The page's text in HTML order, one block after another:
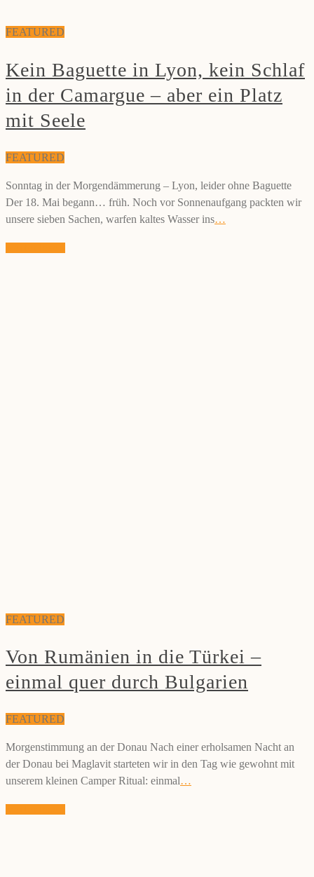
FEATURED
Kein Baguette in Lyon, kein Schlaf
in der Camargue – aber ein Platz
mit Seele
FEATURED
Sonntag in der Morgendämmerung – Lyon, leider ohne Baguette
Der 18. Mai begann… früh. Noch vor Sonnenaufgang packten wir
unsere sieben Sachen, warfen kaltes Wasser ins…
FEATURED
Von Rumänien in die Türkei –
einmal quer durch Bulgarien
FEATURED
Morgenstimmung an der Donau Nach einer erholsamen Nacht an
der Donau bei Maglavit starteten wir in den Tag wie gewohnt mit
unserem kleinen Camper Ritual: einmal…